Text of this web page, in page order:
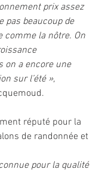
prix assez
pas beaucoup de
comme la nôtre. On
on a encore une
sur l’été »,
réputé pour la
de randonnée et
pour la qualité